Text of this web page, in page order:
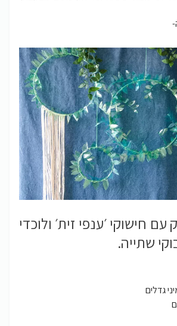
עם חישוקי ׳ענפי זית׳ ולוכדי
שתייה.
גדלים